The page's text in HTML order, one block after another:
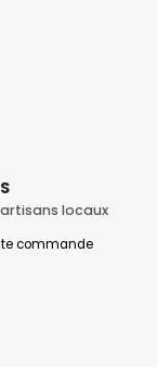
locaux
commande